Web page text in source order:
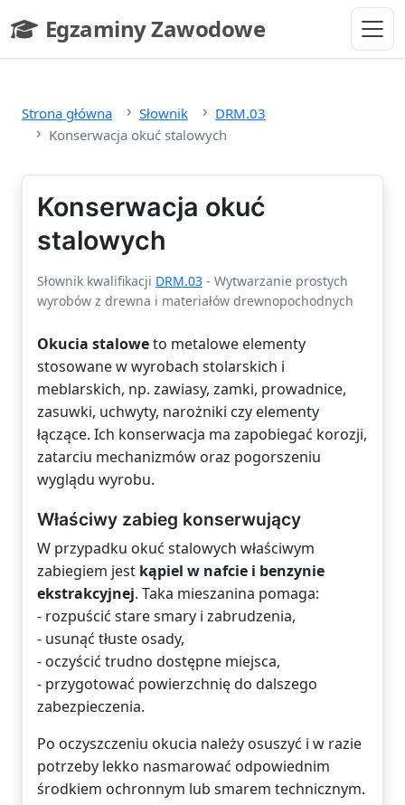
Egzaminy Zawodowe
- strona główna
Strona główna Słownik
DRM.03
Konserwacja okuć stalowych
Konserwacja okuć
stalowych
Słownik kwalifikacji DRM.03 - Wytwarzanie prostych
wyrobów z drewna i materiałów drewnopochodnych
Okucia staloweto metalowe elementy
stosowane w wyrobach stolarskich i
meblarskich, np. zawiasy, zamki, prowadnice,
zasuwki, uchwyty, narożniki czy elementy
łączące. Ich konserwacja ma zapobiegać korozji,
zatarciu mechanizmów oraz pogorszeniu
wyglądu wyrobu.
Właściwy zabieg konserwujący
W przypadku okuć stalowych właściwym
zabiegiem jest kąpiel w nafcie i benzynie
ekstrakcyjnej. Taka mieszanina pomaga:
- rozpuścić stare smary i zabrudzenia,
- usunąć tłuste osady,
- oczyścić trudno dostępne miejsca,
- przygotować powierzchnię do dalszego
zabezpieczenia.
Po oczyszczeniu okucia należy osuszyć i w razie
potrzeby lekko nasmarować odpowiednim
środkiem ochronnym lub smarem technicznym.